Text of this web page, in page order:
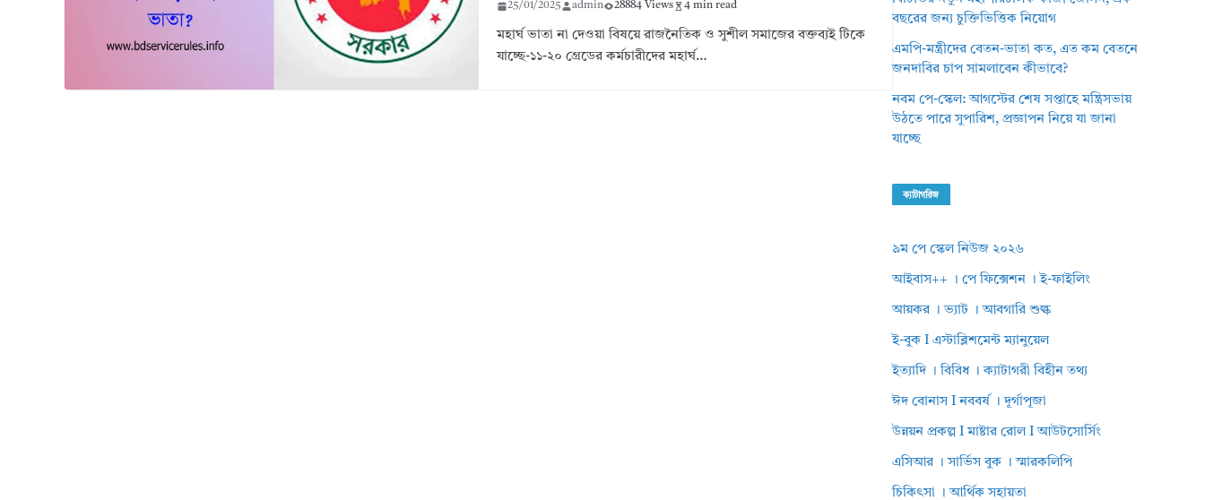
25/01/2025 admin 28884 Views 4 min read
মহার্ঘ ভাতা না দেওয়া বিষয়ে রাজনৈতিক ও সুশীল সমাজের বক্তব্যই টিকে
যাচ্ছে-১১-২০ গ্রেডের কর্মচারীদের মহার্ঘ…
বছরের জন্য চুক্তিভিত্তিক নিয়োগ
এমপি-মন্ত্রীদের বেতন-ভাতা কত, এত কম বেতনে
জনদাবির চাপ সামলাবেন কীভাবে?
নবম পে-স্কেল: আগস্টের শেষ সপ্তাহে মন্ত্রিসভায়
উঠতে পারে সুপারিশ, প্রজ্ঞাপন নিয়ে যা জানা
যাচ্ছে
ক্যাটাগরিজ
৯ম পে স্কেল নিউজ ২০২৬
আইবাস++ । পে ফিক্সেশন । ই-ফাইলিং
আয়কর । ভ্যাট । আবগারি শুল্ক
ই-বুক I এস্টাব্লিশমেন্ট ম্যানুয়েল
ইত্যাদি । বিবিধ । ক্যাটাগরী বিহীন তথ্য
ঈদ বোনাস I নববর্ষ । দূর্গাপূজা
উন্নয়ন প্রকল্প I মাষ্টার রোল I আউটসোর্সিং
এসিআর । সার্ভিস বুক । স্মারকলিপি
চিকিৎসা । আর্থিক সহায়তা